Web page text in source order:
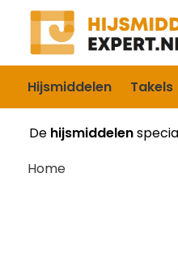
Hijsmiddelen Takels
De hijsmiddelen
Home